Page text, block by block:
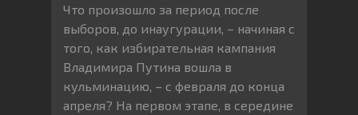
Что произошло за период после
выборов, до инаугурации, – начиная с
того, как избирательная кампания
Владимира Путина вошла в
кульминацию, – с февраля до конца
апреля? На первом этапе, в середине